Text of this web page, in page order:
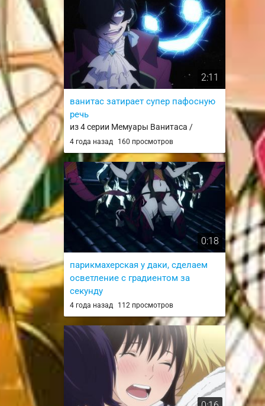
2:11
ванитас затирает супер пафосную
речь
из 4 серии Мемуары Ванитаса /
Vanitas no Karte
4 года назад 160 просмотров
0:18
парикмахерская у даки, сделаем
осветление с градиентом за
секунду
из 6 серии Клинок, рассекающий
демонов: Квартал красных фонарей /
Kimetsu no Yaiba: Yuukaku-hen
4 года назад 112 просмотров